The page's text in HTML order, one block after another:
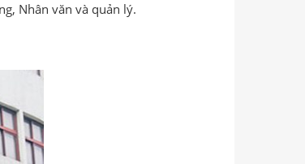
Nhân văn và quản lý.